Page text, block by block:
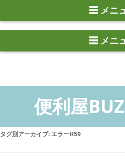
☰ メニ
タグ別アーカイブ: エラーH59